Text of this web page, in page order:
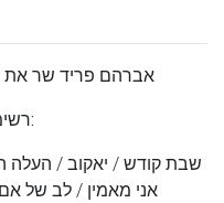
אברהם פריד שר את
רשימת השירים:
שבת קודש / יאקוב / העלה
אני מאמין / לב של